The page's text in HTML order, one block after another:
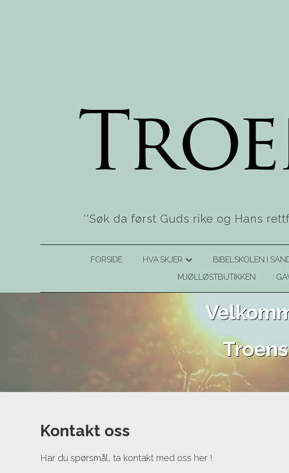
''Søk da først Guds rike og Hans
FORSIDE HVA SKJER BIBELSKOLEN I
MJØLLØSTBUTIKKEN
Kontakt oss
Har du spørsmål, ta kontakt med oss her !